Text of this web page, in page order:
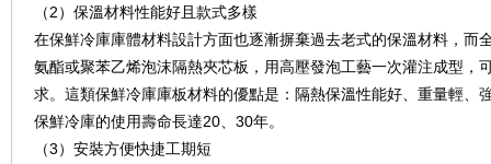
（2）保溫材料性能好且款式多樣
在保鮮冷庫庫體材料設計方面也逐漸摒棄過去老式的保溫材料，而
氨酯或聚苯乙烯泡沫隔熱夾芯板，用高壓發泡工藝一次灌注成型，
求。這類保鮮冷庫庫板材料的優點是：隔熱保溫性能好、重量輕、
保鮮冷庫的使用壽命長達20、30年。
（3）安裝方便快捷工期短